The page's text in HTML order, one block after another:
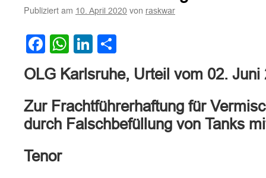
Publiziert am 10. April 2020 von raskwar
Facebook
WhatsApp
LinkedIn
OLG Karlsruhe, Urteil vom 02.
Zur Frachtführerhaftung für
durch Falschbefüllung von Tanks
Tenor